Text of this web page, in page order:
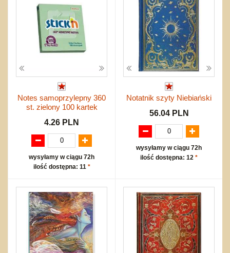
Notes samoprzylepny 360
st. zielony 100 kartek
4.26 PLN
wysyłamy w ciągu 72h
ilość dostępna: 11 *
Notatnik szyty Niebiański
56.04 PLN
wysyłamy w ciągu 72h
ilość dostępna: 12 *